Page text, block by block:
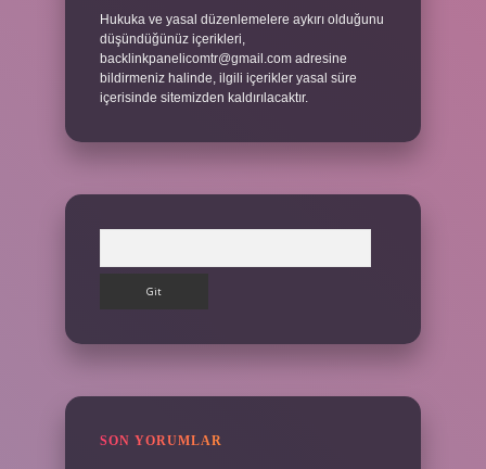
Hukuka ve yasal düzenlemelere aykırı olduğunu
düşündüğünüz içerikleri,
backlinkpanelicomtr@gmail.com adresine
bildirmeniz halinde, ilgili içerikler yasal süre
içerisinde sitemizden kaldırılacaktır.
SON YORUMLAR